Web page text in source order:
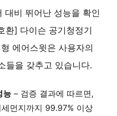
대비 뛰어난 성능을 확인
환] 다이슨 공기청정기
에어스윗은 사용자의
들을 갖추고 있습니다.
능 – 검증 결과에 따르면,
먼지까지 99.97% 이상